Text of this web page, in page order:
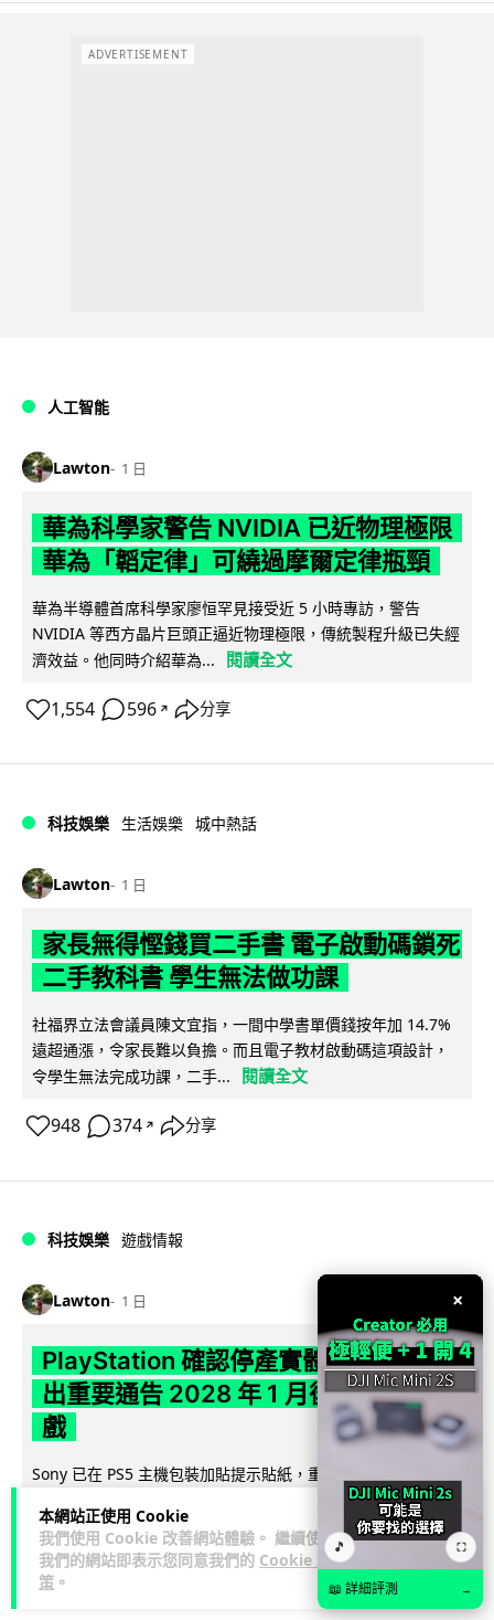
本網站正使用 Cookie
我們使用 Cookie 改善網站體驗。 繼續使用
我們的網站即表示您同意我們的 Cookie 政
策 。
ADVERTISEMENT
人工智能
Lawton 1 日
華為科學家警告 NVIDIA 已近物理極限
華為「韜定律」可繞過摩爾定律瓶頸
華為半導體首席科學家廖恒罕見接受近 5 小時專訪，警告
NVIDIA 等西方晶片巨頭正逼近物理極限，傳統製程升級已失經
濟效益。他同時介紹華為...
閱讀全文
1,554 596 ↗ 分享
科技娛樂 生活娛樂 城中熱話
Lawton 1 日
家長無得慳錢買二手書 電子啟動碼鎖死
二手教科書 學生無法做功課
社福界立法會議員陳文宜指，一間中學書單價錢按年加 14.7%
遠超通漲，令家長難以負擔。而且電子教材啟動碼這項設計，
令學生無法完成功課，二手...
閱讀全文
948 374 ↗ 分享
科技娛樂 遊戲情報
Lawton 1 日
PlayStation 確認停產實體光碟 包裝印
出重要通告 2028 年 1 月後不出光碟遊
戲
Sony 已在 PS5 主機包裝加貼提示貼紙，重申官方 7 月已公布
計劃：2028 年 1 月起停產新遊戲實體光碟。分析師預期 PS6
因此... 閱讀全文
172 76 分享
×
🎵 ⛶
📖 詳細評測 →